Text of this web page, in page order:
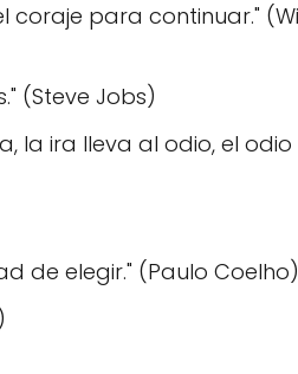
coraje para continuar."
(Steve Jobs)
la ira lleva al odio, el odio
de elegir." (Paulo Coelho)